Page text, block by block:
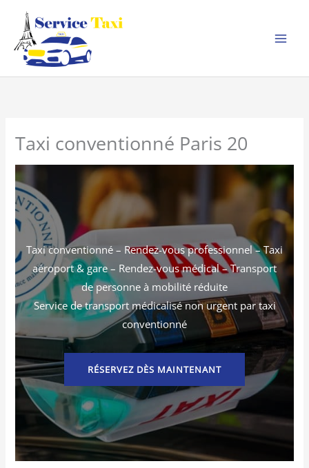
contenu
Taxi conventionné Paris 20
Taxi conventionné – Rendez-vous professionnel – Taxi
aéroport & gare – Rendez-vous médical – Transport
de personne à mobilité réduite
Service de transport médicalisé non urgent par taxi
conventionné
RÉSERVEZ DÈS MAINTENANT